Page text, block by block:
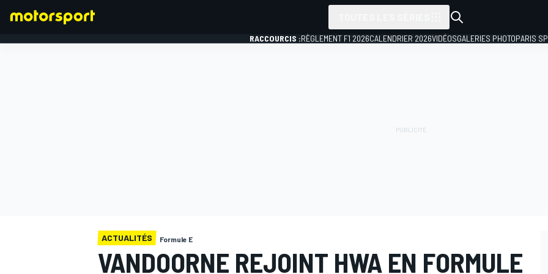
RACCOURCIS :RÈGLEMENT F1 2026CALENDRIER 2026VIDÉOSGALERIES PHOTOPARIS
ACTUALITÉS Formule E
VANDOORNE REJOINT HWA EN FORMULE